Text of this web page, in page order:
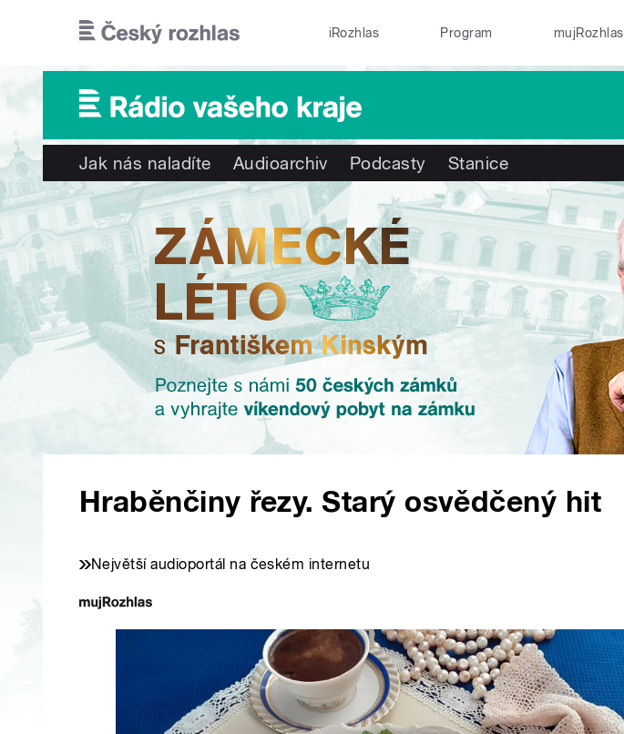
iRozhlas Program mujRozhlas
Jak nás naladíte Audioarchiv Podcasty Stanice
Hraběnčiny řezy. Starý osvědčený hit
Největší audioportál na českém internetu